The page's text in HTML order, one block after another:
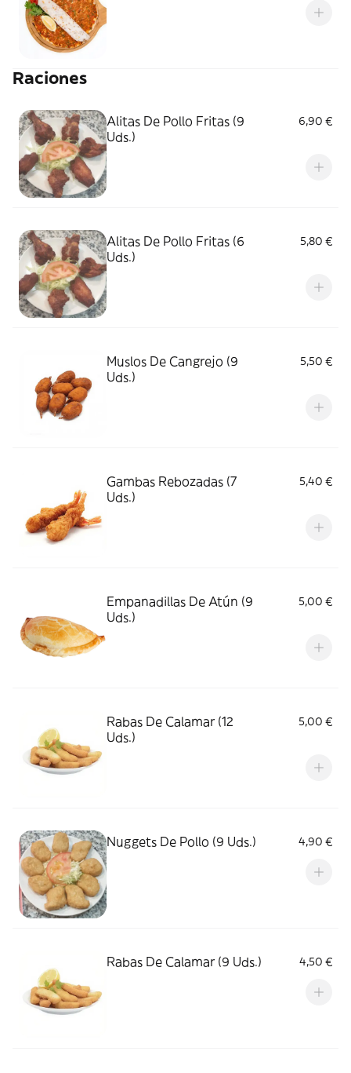
Raciones
Alitas De Pollo Fritas (9
Uds.)
6,90 €
Alitas De Pollo Fritas (6
Uds.)
5,80 €
Muslos De Cangrejo (9
Uds.)
5,50 €
Gambas Rebozadas (7
Uds.)
5,40 €
Empanadillas De Atún (9
Uds.)
5,00 €
Rabas De Calamar (12
Uds.)
5,00 €
Nuggets De Pollo (9 Uds.) 4,90 €
Rabas De Calamar (9 Uds.) 4,50 €